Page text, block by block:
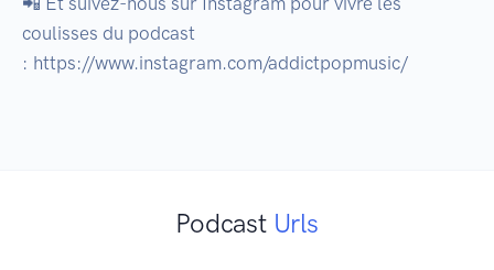
coulisses du podcast
: https://www.instagram.com/addictpopmusic/
Podcast Urls